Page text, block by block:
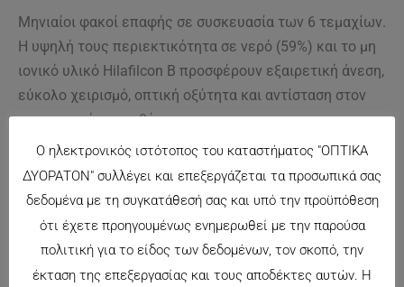
Μηνιαίοι φακοί επαφής σε συσκευασία των 6 τεμαχίων.
Η υψηλή τους περιεκτικότητα σε νερό (59%) και το μη
ιονικό υλικό Hilafilcon B προσφέρουν εξαιρετική άνεση,
εύκολο χειρισμό, οπτική οξύτητα και αντίσταση στον
σχηματισμό εναποθέσεων.
Σχετικά προϊόντα
Ο ηλεκτρονικός ιστότοπος του καταστήματος "ΟΠΤΙΚΑ
ΔΥΟΡΑΤΟΝ" συλλέγει και επεξεργάζεται τα προσωπικά σας
δεδομένα με τη συγκατάθεσή σας και υπό την προϋπόθεση
ότι έχετε προηγουμένως ενημερωθεί με την παρούσα
πολιτική για το είδος των δεδομένων, τον σκοπό, την
έκταση της επεξεργασίας και τους αποδέκτες αυτών. Η